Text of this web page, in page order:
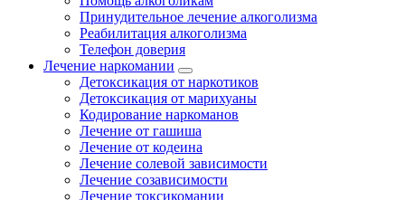
Принудительное лечение алкоголизма
Реабилитация алкоголизма
Телефон доверия
Лечение наркомании
Детоксикация от наркотиков
Детоксикация от марихуаны
Кодирование наркоманов
Лечение от гашиша
Лечение от кодеина
Лечение солевой зависимости
Лечение созависимости
Лечение токсикомании